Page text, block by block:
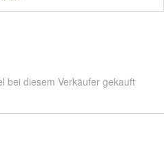
bei diesem Verkäufer gekauft